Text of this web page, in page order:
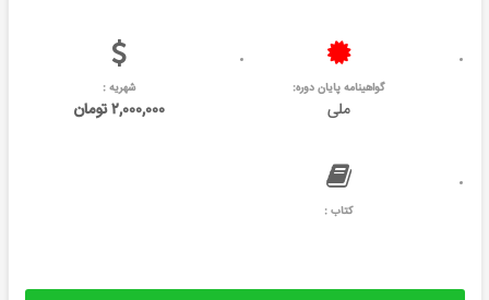
گواهینامه پایان دوره:
ملی
شهریه :
۲,۰۰۰,۰۰۰ تومان
کتاب :